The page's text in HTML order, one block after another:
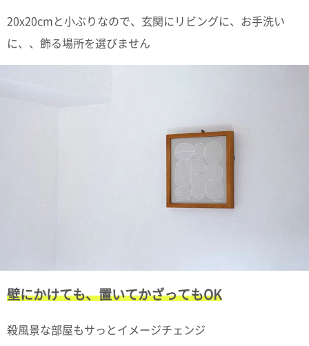
投函
5,500
20x20cmと小ぶりなので、玄関にリビングに、お手洗い
に、、飾る場所を選びません
壁にかけても、置いてかざってもOK
殺風景な部屋もサっとイメージチェンジ